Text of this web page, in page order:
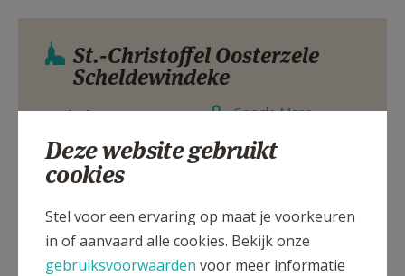
MIJN PAROCHIE
St.-Christoffel Oosterzele
Scheldewindeke
Marktplein
Google Maps
Marktplein, 9860 Scheldewindeke
Deze website gebruikt
cookies
Stel voor een ervaring op maat je voorkeuren
in of aanvaard alle cookies. Bekijk onze
gebruiksvoorwaarden voor meer informatie